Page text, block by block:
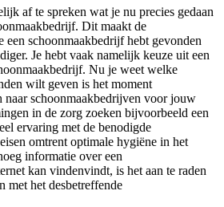
af te spreken wat je nu precies gedaan
Dit maakt de
een schoonmaakbedrijf hebt gevonden
Je hebt vaak namelijk keuze uit een
Nu je weet welke
wilt geven is het moment
naar schoonmaakbedrijven voor jouw
in de zorg zoeken bijvoorbeeld een
ervaring met de benodigde
omtrent optimale hygiëne in het
informatie over een
kan vindenvindt, is het aan te raden
met het desbetreffende